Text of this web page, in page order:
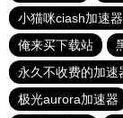
小猫咪ciash加速器
俺来买下载站
永久不收费的加速
极光aurora加速器